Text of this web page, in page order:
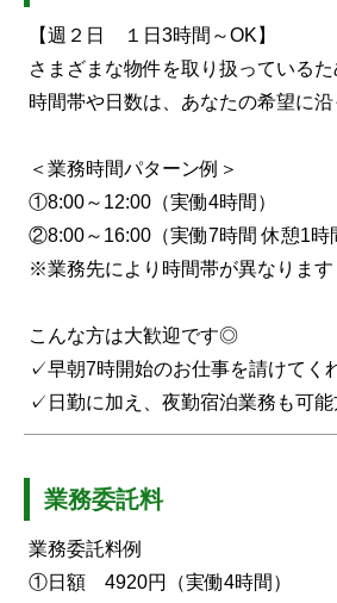
【週２日 １日3時間～OK】
さまざまな物件を取り扱っているた
時間帯や日数は、あなたの希望に
＜業務時間パターン例＞
①8:00～12:00（実働4時間）
②8:00～16:00（実働7時間 休憩1時
※業務先により時間帯が異なります
こんな方は大歓迎です◎
✓早朝7時開始のお仕事を請けてく
✓日勤に加え、夜勤宿泊業務も可能
業務委託料
業務委託料例
①日額 4920円（実働4時間）